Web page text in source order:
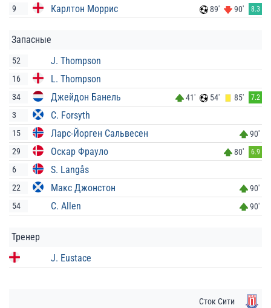
9 Карлтон Моррис 89' 90' 8.3
Запасные
52 J. Thompson
16 L. Thompson
34 Джейдон Банель 41' 54' 85' 7.2
3 C. Forsyth
15 Ларс-Йорген Сальвесен
90'
29
Оскар Фрауло 80' 6.9
6 S. Langås
22 Макс Джонстон
90'
54
C. Allen 90'
Тренер
J. Eustace
Сток Сити